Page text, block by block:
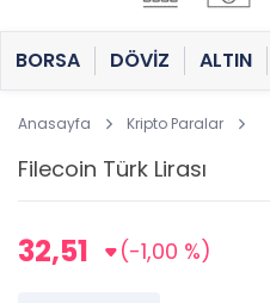
BORSA DÖVİZ ALTIN
Anasayfa Kripto Paralar
32,51 (-1,00 %)